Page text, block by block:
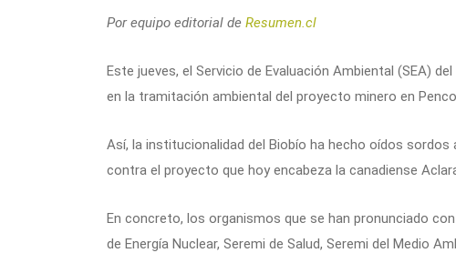
Por equipo editorial de Resumen.cl
Este jueves, el Servicio de Evaluación Ambiental (SEA)
en la tramitación ambiental del proyecto minero en Penco.
Así, la institucionalidad del Biobío ha hecho oídos
contra el proyecto que hoy encabeza la canadiense
En concreto, los organismos que se han pronunciado
de Energía Nuclear, Seremi de Salud, Seremi del Medio